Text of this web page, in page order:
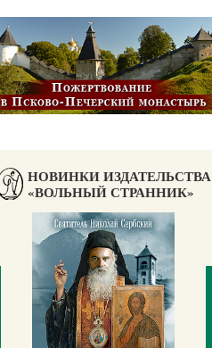
НОВИНКИ ИЗДАТЕЛЬСТВА
«ВОЛЬНЫЙ СТРАННИК»